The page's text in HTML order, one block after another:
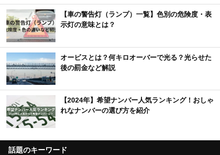
【車の警告灯（ランプ）一覧】色別の危険度・表
示灯の意味とは？
オービスとは？何キロオーバーで光る？光らせた
後の罰金など解説
【2024年】希望ナンバー人気ランキング！おしゃ
れなナンバーの選び方を紹介
話題のキーワード